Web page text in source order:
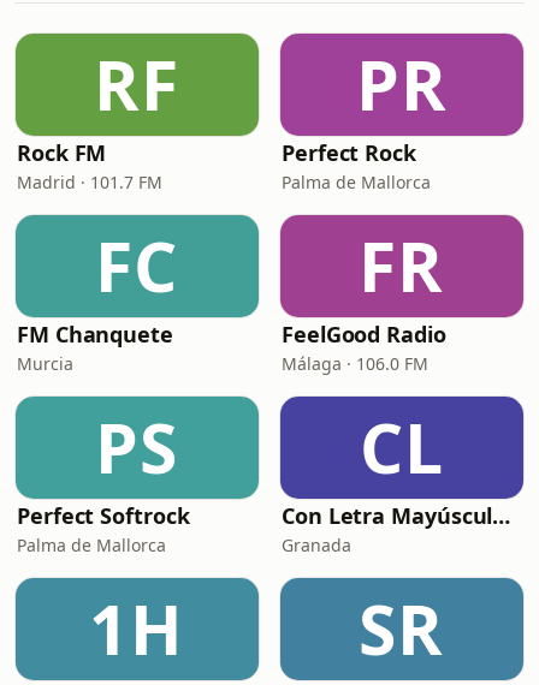
RF
Rock FM
Madrid · 101.7 FM
PR
Perfect Rock
Palma de Mallorca
FC
FM Chanquete
Murcia
FR
FeelGood Radio
Málaga · 106.0 FM
PS
Perfect Softrock
Palma de Mallorca
CL
Con Letra Mayúscula Radio
Granada
1H SR